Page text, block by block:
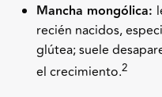
Mancha mongólica:
recién nacidos,
glútea; suele
el crecimiento.2